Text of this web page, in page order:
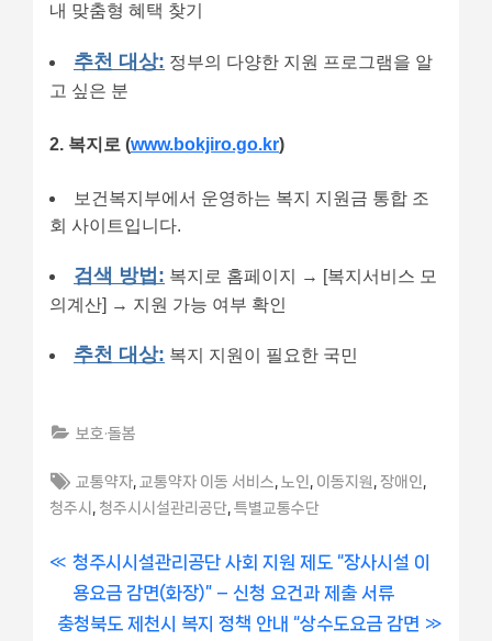
내 맞춤형 혜택 찾기
추천 대상: 정부의 다양한 지원 프로그램을 알
고 싶은 분
2. 복지로 (www.bokjiro.go.kr)
보건복지부에서 운영하는 복지 지원금 통합 조
회 사이트입니다.
검색 방법: 복지로 홈페이지 → [복지서비스 모
의계산] → 지원 가능 여부 확인
추천 대상: 복지 지원이 필요한 국민
보호·돌봄
Tags:
교통약자 교통약자 이동 서비스 노인 이동지원 ,장애인
청주시
청주시시설관리공단 특별교통수단
글
내
P
r
e
청주시시설관리공단 사회 지원 제도 “장사시설 이
용요금 감면(화장)” – 신청 요건과 제출 서류
N
충청북도 제천시 복지 정책 안내 “상수도요금 감면